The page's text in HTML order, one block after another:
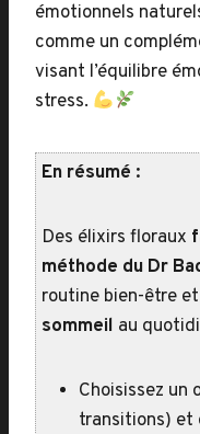
émotionnels
comme un
visant l’équilibre
stress.
En résumé :
Des élixirs floraux
méthode du Dr
routine bien-être
sommeil au
Choisissez un
transitions) et